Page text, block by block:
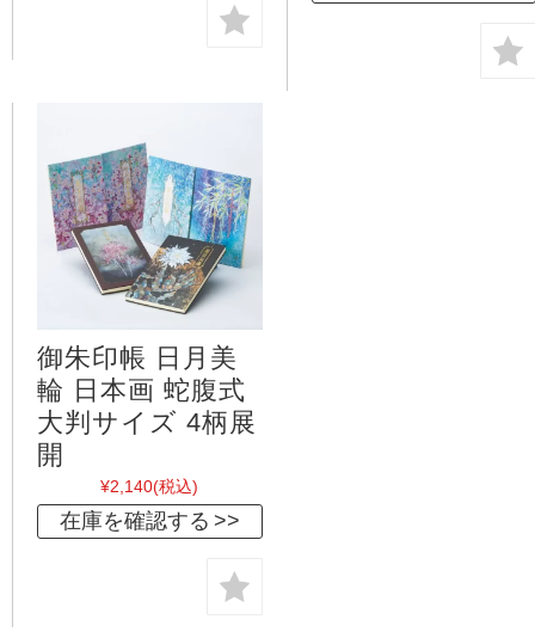
御朱印帳 日月美
輪 日本画 蛇腹式
大判サイズ 4柄展
開
¥2,140(税込)
在庫を確認する